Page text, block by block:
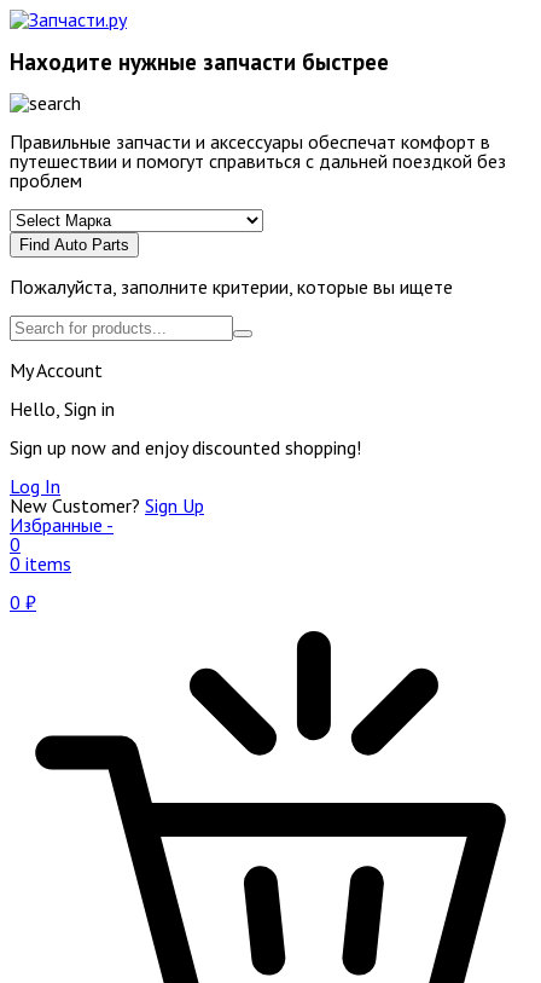
Находите нужные запчасти быстрее
Правильные запчасти и аксессуары обеспечат комфорт в
путешествии и помогут справиться с дальней поездкой без
проблем
Find Auto Parts
Пожалуйста, заполните критерии, которые вы ищете
My Account
Hello, Sign in
Sign up now and enjoy discounted shopping!
Log In
New Customer? Sign Up
Избранные -
0
0 items
0 ₽